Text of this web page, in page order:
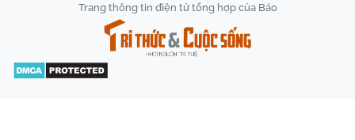
Trang thông tin điện tử tổng hợp của Báo